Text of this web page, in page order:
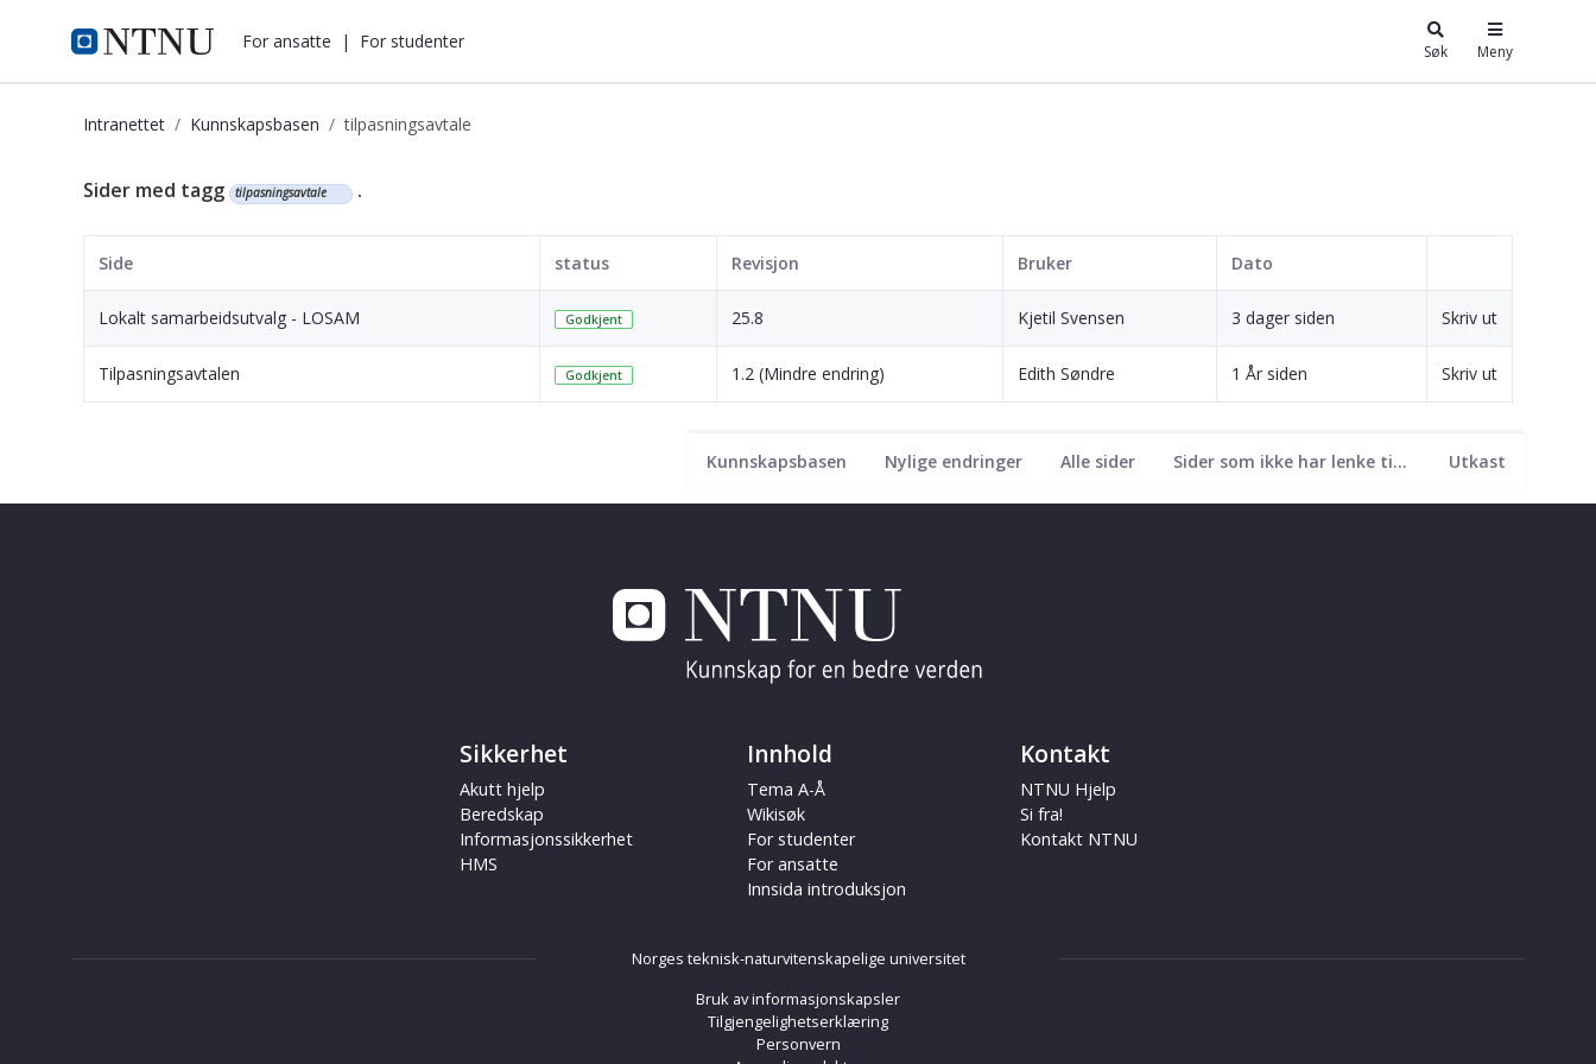
i.ntnu.no For ansatte | For studenter Søk Meny
Intranettet Kunnskapsbasen tilpasningsavtale
Kunnskapsbasen
Kunnskapsbasen Nylige endringer Alle sider Sider som ikke har lenke til seg Utkast
Sider med tagg tilpasningsavtale .
Side status Revisjon Bruker Dato
Lokalt samarbeidsutvalg - LOSAM Godkjent 25.8 Kjetil Svensen 3 dager siden Skriv ut
Tilpasningsavtalen Godkjent 1.2 (Mindre endring) Edith Søndre 1 År siden Skriv ut
Sikkerhet
Akutt hjelp
Beredskap
Informasjonssikkerhet
HMS
Innhold
Tema A-Å
Wikisøk
For studenter
For ansatte
Innsida introduksjon
Kontakt
NTNU Hjelp
Si fra!
Kontakt NTNU
Norges teknisk-naturvitenskapelige universitet
Bruk av informasjonskapsler
Tilgjengelighetserklæring
Personvern